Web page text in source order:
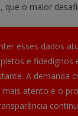
que o maior
esses dados
e fidedignos
A demanda
mais atento e o